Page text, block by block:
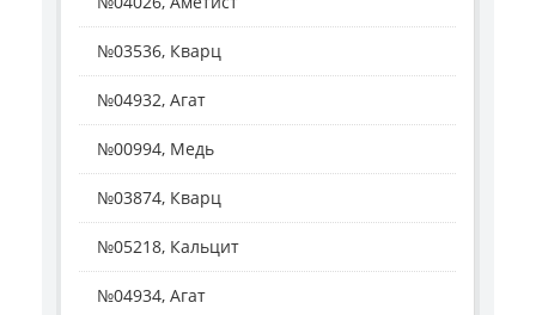
№03536, Кварц
№04932, Агат
№00994, Медь
№03874, Кварц
№05218, Кальцит
№04934, Агат